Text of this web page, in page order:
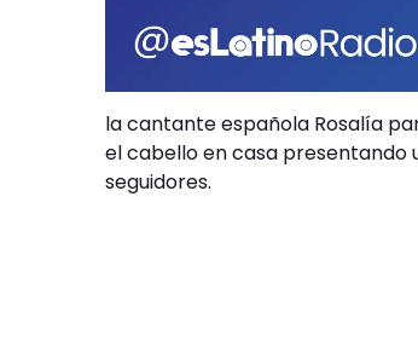
la cantante española Rosalía
el cabello en casa presentando
seguidores.